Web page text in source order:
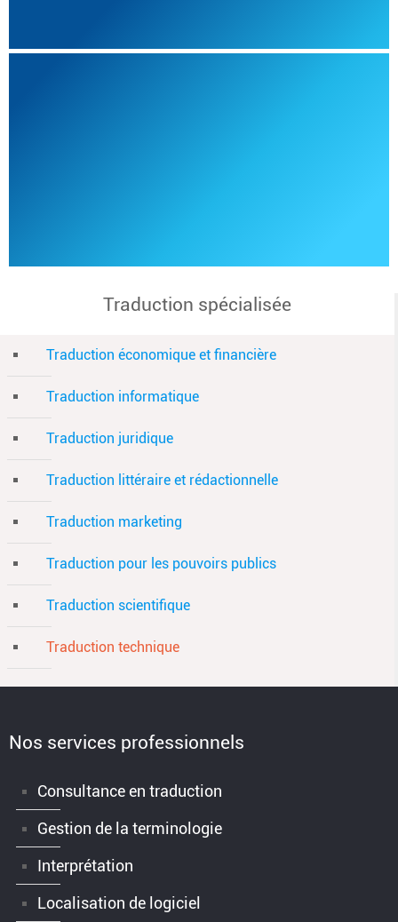
Traduction spécialisée
Traduction économique et financière
Traduction informatique
Traduction juridique
Traduction littéraire et rédactionnelle
Traduction marketing
Traduction pour les pouvoirs publics
Traduction scientifique
Traduction technique
Nos services professionnels
Consultance en traduction
Gestion de la terminologie
Interprétation
Localisation de logiciel